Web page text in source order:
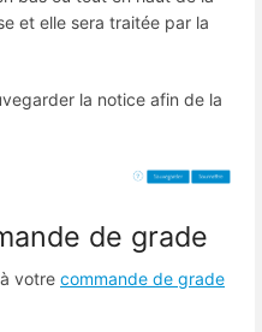
et elle sera traitée par la
la notice afin de la
de grade
votre commande de grade